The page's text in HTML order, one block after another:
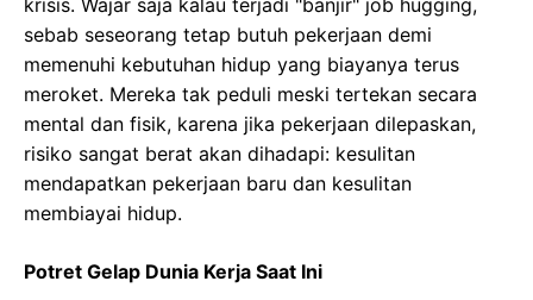
sebab seseorang tetap butuh pekerjaan demi
memenuhi kebutuhan hidup yang biayanya terus
meroket. Mereka tak peduli meski tertekan secara
mental dan fisik, karena jika pekerjaan dilepaskan,
risiko sangat berat akan dihadapi: kesulitan
mendapatkan pekerjaan baru dan kesulitan
membiayai hidup.
Potret Gelap Dunia Kerja Saat Ini